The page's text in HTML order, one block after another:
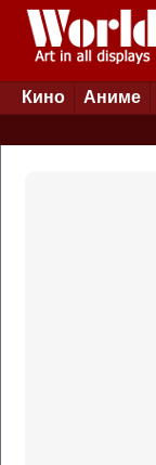
Кино Аниме